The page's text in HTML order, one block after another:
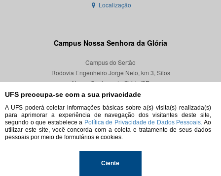
UFS preocupa-se com a sua privacidade
A UFS poderá coletar informações básicas sobre a(s) visita(s) realizada(s)
para aprimorar a experiência de navegação dos visitantes deste site,
segundo o que estabelece a Política de Privacidade de Dados Pessoais. Ao
utilizar este site, você concorda com a coleta e tratamento de seus dados
pessoais por meio de formulários e cookies.
Ciente
Localização
Campus Nossa Senhora da Glória
Campus do Sertão
Rodovia Engenheiro Jorge Neto, km 3, Silos
Nossa Senhora da Glória/SE
CEP 49680-000
Localização
© 2026. Todos os direitos reservados.